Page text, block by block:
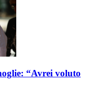
“Avrei voluto